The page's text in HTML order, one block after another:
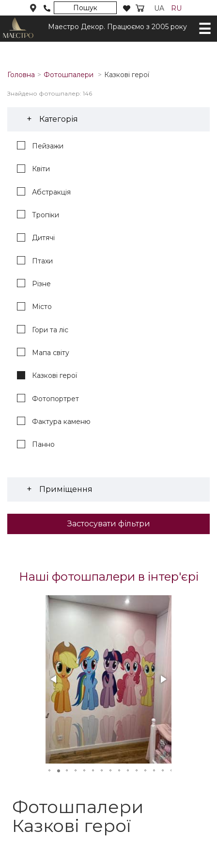
Пошук UA RU
Маестро Декор. Працюємо з 2005 року
Головна Фотошпалери Казкові герої
Знайдено фотошпалер: 146
Категорія
Пейзажи
Квіти
Абстракція
Тропіки
Дитячі
Птахи
Різне
Місто
Гори та ліс
Мапа світу
Казкові герої
Фотопортрет
Фактура каменю
Панно
Приміщення
Застосувати фільтри
Наші фотошпалери в інтер'єрі
Фотошпалери
Казкові герої